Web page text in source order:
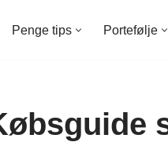
Penge tips Portefølje